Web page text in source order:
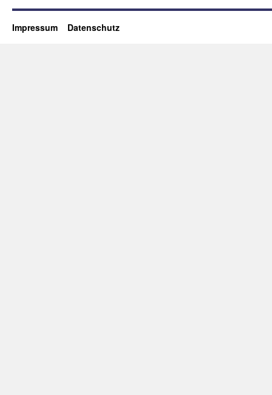
Impressum Datenschutz